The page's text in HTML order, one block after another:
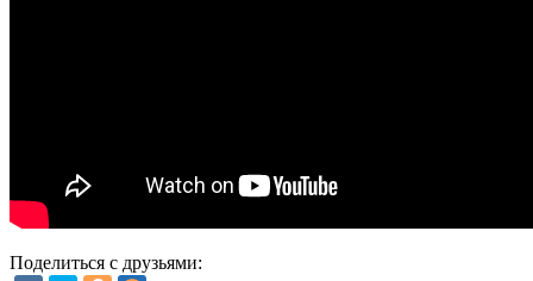
Поделиться с друзьями: